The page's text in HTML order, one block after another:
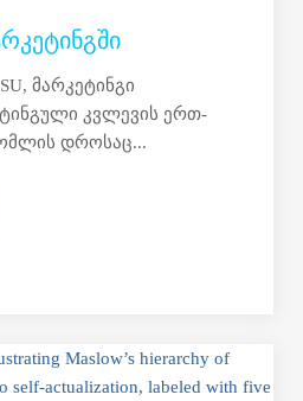
მარკეტინგი
კვლევის ერთ-
დროსაც...